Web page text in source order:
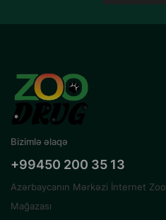
Bizimlə əlaqə
+99450 200 35 13
Azərbaycanın Mərkəzi İnternet Zoo
Mağazası